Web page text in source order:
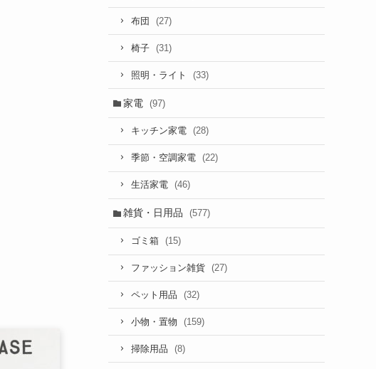
布団 (27)
椅子 (31)
照明・ライト (33)
家電 (97)
キッチン家電 (28)
季節・空調家電 (22)
生活家電 (46)
雑貨・日用品 (577)
ゴミ箱 (15)
ファッション雑貨 (27)
ペット用品 (32)
小物・置物 (159)
掃除用品 (8)